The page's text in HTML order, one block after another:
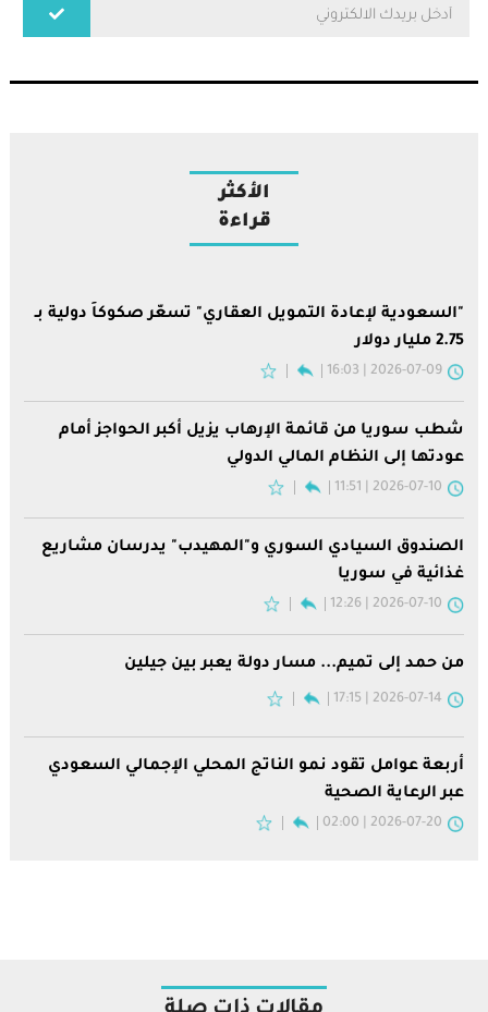
الأكثر
قراءة
"السعودية لإعادة التمويل العقاري" تسعّر صكوكاً دولية بـ
2.75 مليار دولار
2026-07-09 | 16:03
شطب سوريا من قائمة الإرهاب يزيل أكبر الحواجز أمام
عودتها إلى النظام المالي الدولي
2026-07-10 | 11:51
الصندوق السيادي السوري و"المهيدب" يدرسان مشاريع
غذائية في سوريا
2026-07-10 | 12:26
من حمد إلى تميم... مسار دولة يعبر بين جيلين
2026-07-14 | 17:15
أربعة عوامل تقود نمو الناتج المحلي الإجمالي السعودي
عبر الرعاية الصحية
2026-07-20 | 02:00